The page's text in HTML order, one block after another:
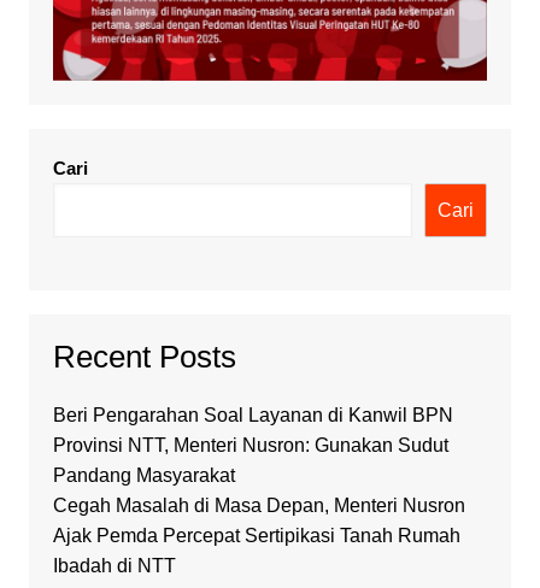
Cari
Cari
Recent Posts
Beri Pengarahan Soal Layanan di Kanwil BPN
Provinsi NTT, Menteri Nusron: Gunakan Sudut
Pandang Masyarakat
Cegah Masalah di Masa Depan, Menteri Nusron
Ajak Pemda Percepat Sertipikasi Tanah Rumah
Ibadah di NTT